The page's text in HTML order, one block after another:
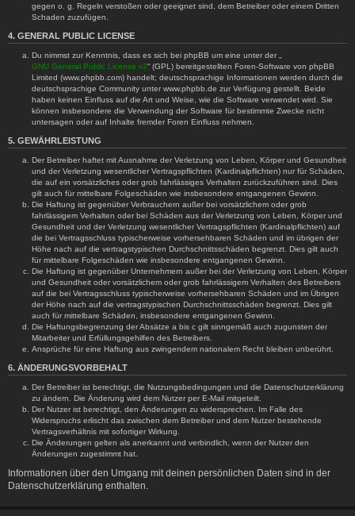
gegen o. g. Regeln verstoßen oder geeignet sind, dem Betreiber oder einem Dritten
Schaden zuzufügen.
4. GENERAL PUBLIC LICENSE
Du nimmst zur Kenntnis, dass es sich bei phpBB um eine unter der „
GNU General Public License v2“ (GPL) bereitgestellten Foren-Software von phpBB
Limited (www.phpbb.com) handelt; deutschsprachige Informationen werden durch die
deutschsprachige Community unter www.phpbb.de zur Verfügung gestellt. Beide
haben keinen Einfluss auf die Art und Weise, wie die Software verwendet wird. Sie
können insbesondere die Verwendung der Software für bestimmte Zwecke nicht
untersagen oder auf Inhalte fremder Foren Einfluss nehmen.
5. GEWÄHRLEISTUNG
Der Betreiber haftet mit Ausnahme der Verletzung von Leben, Körper und Gesundheit
und der Verletzung wesentlicher Vertragspflichten (Kardinalpflichten) nur für Schäden,
die auf ein vorsätzliches oder grob fahrlässiges Verhalten zurückzuführen sind. Dies
gilt auch für mittelbare Folgeschäden wie insbesondere entgangenen Gewinn.
Die Haftung ist gegenüber Verbrauchern außer bei vorsätzlichem oder grob
fahrlässigem Verhalten oder bei Schäden aus der Verletzung von Leben, Körper und
Gesundheit und der Verletzung wesentlicher Vertragspflichten (Kardinalpflichten) auf
die bei Vertragsschluss typischerweise vorhersehbaren Schäden und im übrigen der
Höhe nach auf die vertragstypischen Durchschnittsschäden begrenzt. Dies gilt auch
für mittelbare Folgeschäden wie insbesondere entgangenen Gewinn.
Die Haftung ist gegenüber Unternehmern außer bei der Verletzung von Leben, Körper
und Gesundheit oder vorsätzlichem oder grob fahrlässigem Verhalten des Betreibers
auf die bei Vertragsschluss typischerweise vorhersehbaren Schäden und im Übrigen
der Höhe nach auf die vertragstypischen Durchschnittsschäden begrenzt. Dies gilt
auch für mittelbare Schäden, insbesondere entgangenen Gewinn.
Die Haftungsbegrenzung der Absätze a bis c gilt sinngemäß auch zugunsten der
Mitarbeiter und Erfüllungsgehilfen des Betreibers.
Ansprüche für eine Haftung aus zwingendem nationalem Recht bleiben unberührt.
6. ÄNDERUNGSVORBEHALT
Der Betreiber ist berechtigt, die Nutzungsbedingungen und die Datenschutzerklärung
zu ändern. Die Änderung wird dem Nutzer per E-Mail mitgeteilt.
Der Nutzer ist berechtigt, den Änderungen zu widersprechen. Im Falle des
Widerspruchs erlischt das zwischen dem Betreiber und dem Nutzer bestehende
Vertragsverhältnis mit sofortiger Wirkung.
Die Änderungen gelten als anerkannt und verbindlich, wenn der Nutzer den
Änderungen zugestimmt hat.
Informationen über den Umgang mit deinen persönlichen Daten sind in der
Datenschutzerklärung enthalten.